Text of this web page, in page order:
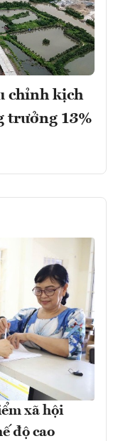
chỉnh kịch
trưởng 13%
xã hội
độ cao